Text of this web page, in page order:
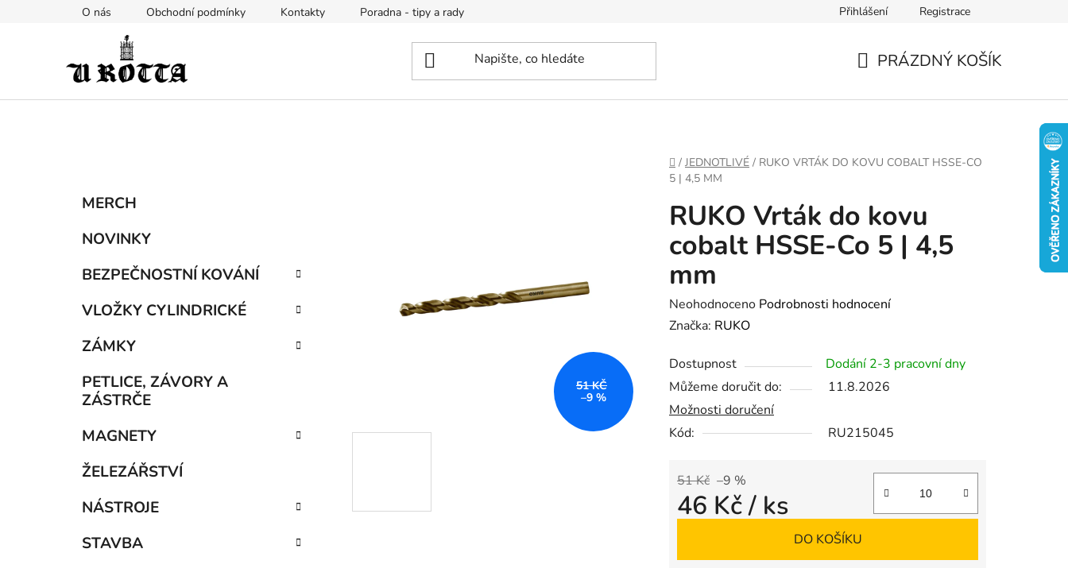
O nás Obchodní podmínky Kontakty Poradna - tipy a rady Přihlášení Registrace
PRÁZDNÝ KOŠÍK
DOMŮ
/ JEDNOTLIVÉ / RUKO VRTÁK DO KOVU COBALT HSSE-CO
5 | 4,5 MM
Přeskočit
kategorie
MERCH
NOVINKY
BEZPEČNOSTNÍ KOVÁNÍ
VLOŽKY CYLINDRICKÉ
ZÁMKY
PETLICE, ZÁVORY A
ZÁSTRČE
MAGNETY
ŽELEZÁŘSTVÍ
NÁSTROJE
STAVBA
RUKO Vrták do kovu
cobalt HSSE-Co 5 | 4,5
mm
Průměrné
hodnocení
je
0,0
z
5
Neohodnoceno Podrobnosti hodnocení
Značka: RUKO
Dostupnost
Dodání 2-3 pracovní dny
Můžeme doručit do:
11.8.2026
Možnosti doručení
Kód:
RU215045
51 Kč –9 %
46 Kč/ ks
DO KOŠÍKU
51 KČ
–9 %